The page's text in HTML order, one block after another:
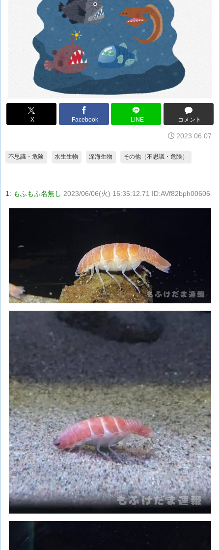
X Facebook LINE コメント
2023.06.07
不思議・危険 水生生物 深海生物 その他（不思議・危険）
1: もふもふ名無し 2023/06/06(火) 16:35:12.71 ID:AVf82bph00606